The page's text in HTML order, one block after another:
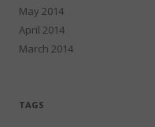
May 2014
April 2014
March 2014
TAGS